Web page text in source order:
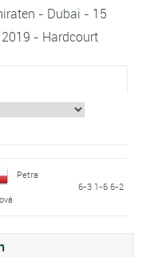
- Dubai - 15
- Hardcourt
Petra
6-3 1-6 6-2